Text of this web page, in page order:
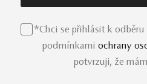
*Chci se přihlásit k
podmínkami ochrany
potvrzuji, že